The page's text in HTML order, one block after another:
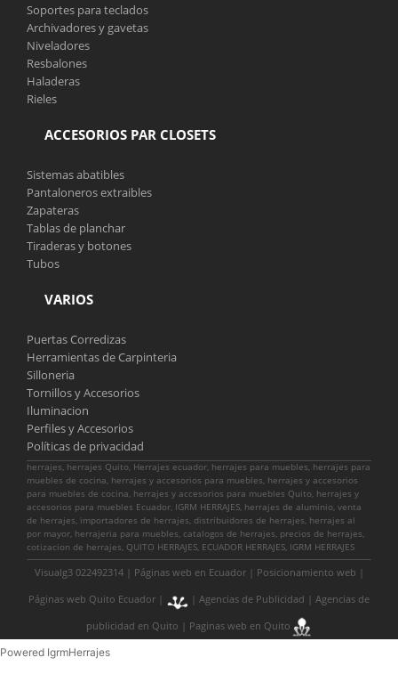
Soportes para teclados
Archivadores y gavetas
Niveladores
Resbalones
Haladeras
Rieles
ACCESORIOS PAR CLOSETS
Sistemas abatibles
Pantaloneros extraibles
Zapateras
Tablas de planchar
Tiraderas y botones
Tubos
VARIOS
Puertas Corredizas
Herramientas de Carpinteria
Silloneria
Tornillos y Accesorios
Iluminacion
Perfiles y Accesorios
Políticas de privacidad
herrajes, herrajes Quito, Herrajes ecuador, herrajes para muebles, herrajes para
muebles de cocina, herrajes y accesorios para muebles, herrajes y accesorios
para muebles de cocina, herrajes y accesorios para muebles Quito, herrajes y
accesorios para muebles Ecuador, IGRM HERRAJES, herrajes de aluminio, venta
de herrajes, importadores de herrajes, distribuidores de herrajes, herrajes al
por mayor, herrajeria para muebles, catalogos de herrajes, precios de herrajes,
cotizacion de herrajes, QUITO HERRAJES, ECUADOR HERRAJES, IGRM HERRAJES
Visualg3 022492314 | Páginas web en Ecuador| Posicionamiento web |
Páginas web Quito Ecuador | | Agencias de Publicidad | Agencias de
publicidad en Quito | Paginas web en Quito
Powered IgrmHerrajes